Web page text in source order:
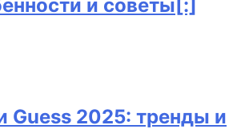
и советы[:]
Guess 2025: тренды и